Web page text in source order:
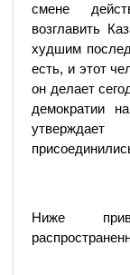
смене
возглавить
худшим
есть, и этот
он делает
демократии
Ниже